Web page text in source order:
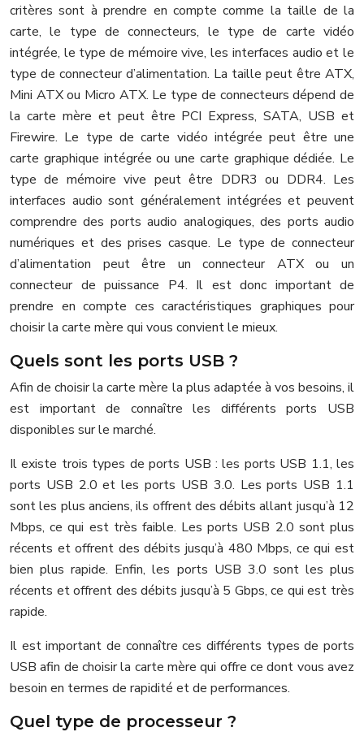
critères sont à prendre en compte comme la taille de la
carte, le type de connecteurs, le type de carte vidéo
intégrée, le type de mémoire vive, les interfaces audio et le
type de connecteur d’alimentation. La taille peut être ATX,
Mini ATX ou Micro ATX. Le type de connecteurs dépend de
la carte mère et peut être PCI Express, SATA, USB et
Firewire. Le type de carte vidéo intégrée peut être une
carte graphique intégrée ou une carte graphique dédiée. Le
type de mémoire vive peut être DDR3 ou DDR4. Les
interfaces audio sont généralement intégrées et peuvent
comprendre des ports audio analogiques, des ports audio
numériques et des prises casque. Le type de connecteur
d’alimentation peut être un connecteur ATX ou un
connecteur de puissance P4. Il est donc important de
prendre en compte ces caractéristiques graphiques pour
choisir la carte mère qui vous convient le mieux.
Quels sont les ports USB ?
Afin de choisir la carte mère la plus adaptée à vos besoins, il
est important de connaître les différents ports USB
disponibles sur le marché.
Il existe trois types de ports USB : les ports USB 1.1, les
ports USB 2.0 et les ports USB 3.0. Les ports USB 1.1
sont les plus anciens, ils offrent des débits allant jusqu’à 12
Mbps, ce qui est très faible. Les ports USB 2.0 sont plus
récents et offrent des débits jusqu’à 480 Mbps, ce qui est
bien plus rapide. Enfin, les ports USB 3.0 sont les plus
récents et offrent des débits jusqu’à 5 Gbps, ce qui est très
rapide.
Il est important de connaître ces différents types de ports
USB afin de choisir la carte mère qui offre ce dont vous avez
besoin en termes de rapidité et de performances.
Quel type de processeur ?